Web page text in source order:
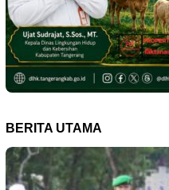
BERITA UTAMA